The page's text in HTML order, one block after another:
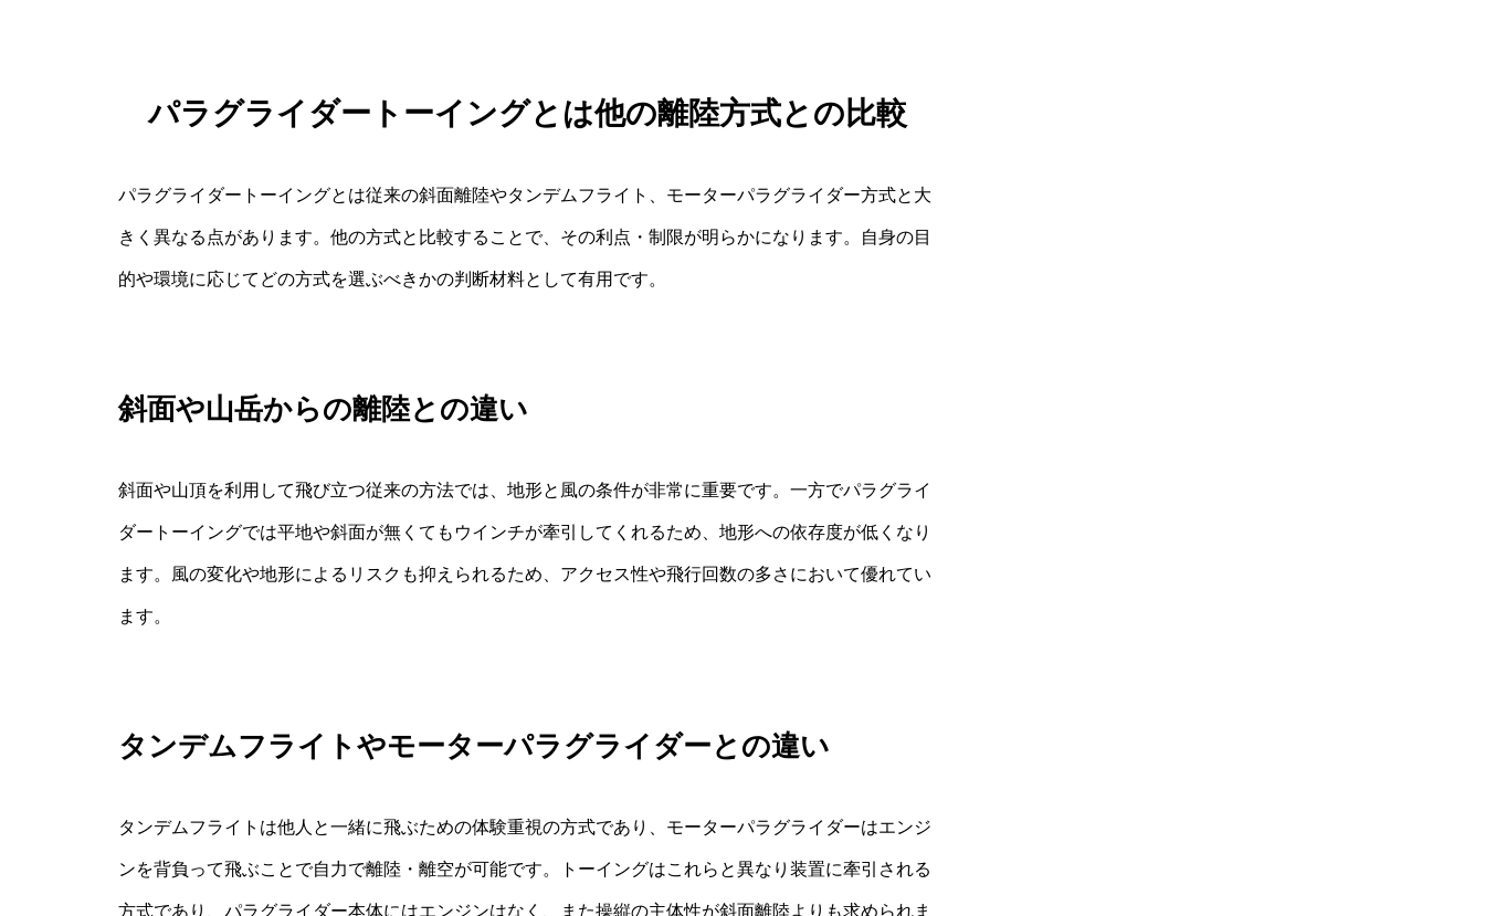
パラグライダートーイングとは他の離陸方式との比較
パラグライダートーイングとは従来の斜面離陸やタンデムフライト、モーターパラグライダー方式と大
きく異なる点があります。他の方式と比較することで、その利点・制限が明らかになります。自身の目
的や環境に応じてどの方式を選ぶべきかの判断材料として有用です。
斜面や山岳からの離陸との違い
斜面や山頂を利用して飛び立つ従来の方法では、地形と風の条件が非常に重要です。一方でパラグライ
ダートーイングでは平地や斜面が無くてもウインチが牽引してくれるため、地形への依存度が低くなり
ます。風の変化や地形によるリスクも抑えられるため、アクセス性や飛行回数の多さにおいて優れてい
ます。
タンデムフライトやモーターパラグライダーとの違い
タンデムフライトは他人と一緒に飛ぶための体験重視の方式であり、モーターパラグライダーはエンジ
ンを背負って飛ぶことで自力で離陸・離空が可能です。トーイングはこれらと異なり装置に牽引される
方式であり、パラグライダー本体にはエンジンはなく、また操縦の主体性が斜面離陸よりも求められま